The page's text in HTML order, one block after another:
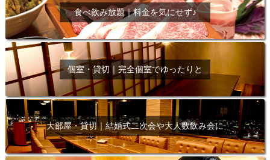
食べ飲み放題｜料金を気にせず♪
個室・貸切｜完全個室でゆったりと
大部屋・貸切｜結婚式二次会や大人数飲み会に